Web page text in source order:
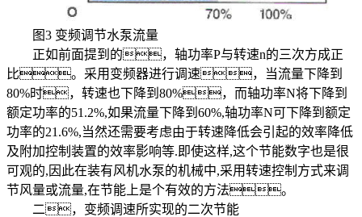
图3 变频调节水泵流量
正如前面提到的，轴功率P与转速n的三次方成正
比。采用变频器进行调速，当流量下降到
80%时，转速也下降到80%，而轴功率N将下降到
额定功率的51.2%,如果流量下降到60%,轴功率N可下降到额定
功率的21.6%,当然还需要考虑由于转速降低会引起的效率降低
及附加控制装置的效率影响等.即使这样,这个节能数字也是很
可观的,因此在装有风机水泵的机械中,采用转速控制方式来调
节风量或流量,在节能上是个有效的方法。
二，变频调速所实现的二次节能